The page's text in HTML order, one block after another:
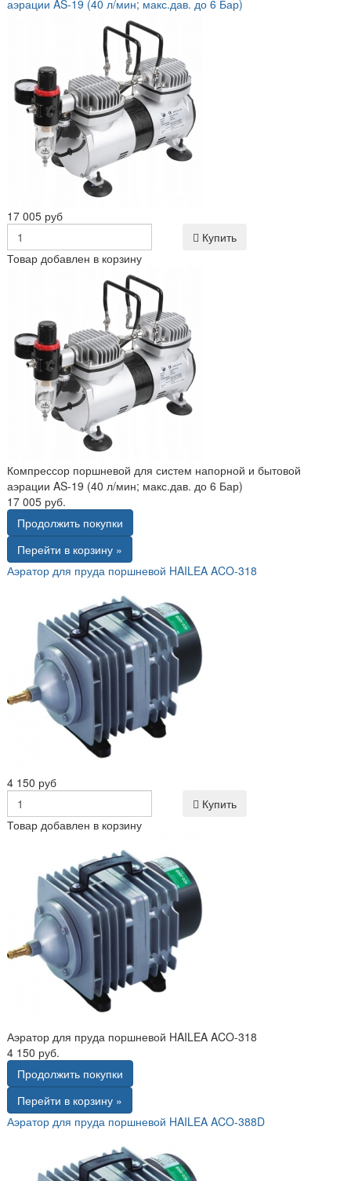
аэрации AS-19 (40 л/мин; макс.дав. до 6 Бар)
17 005 руб
Купить
Товар добавлен в корзину
Компрессор поршневой для систем напорной и бытовой
аэрации AS-19 (40 л/мин; макс.дав. до 6 Бар)
17 005 руб.
Продолжить покупки
Перейти в корзину »
Аэратор для пруда поршневой HAILEA ACO-318
4 150 руб
Купить
Товар добавлен в корзину
Аэратор для пруда поршневой HAILEA ACO-318
4 150 руб.
Продолжить покупки
Перейти в корзину »
Аэратор для пруда поршневой HAILEA ACO-388D